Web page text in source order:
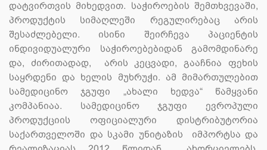
დატვირთვის მიხედვით. საჭიროების შემთხვევაში,
პროდუქტის სიმაღლეში რეგულირებაც არის
შესაძლებელი. ისინი შეირჩევა პაციენტის
ინდივიდუალური საჭიროებებიდან გამომდინარე
და, ძირითადად, არის კეცვადი, გააჩნია ფეხის
საყრდენი და ხელის მუხრუჭი. ამ მიმართულებით
სამედიცინო ჯგუფი „ახალი ხედვა“ წამყვანი
კომპანიაა. სამედიცინო ჯგუფი ევროპული
პროდუქციის ოფიციალური დისტრიბუტორია
საქართველოში და სკამი უნიტაზის იმპორტსა და